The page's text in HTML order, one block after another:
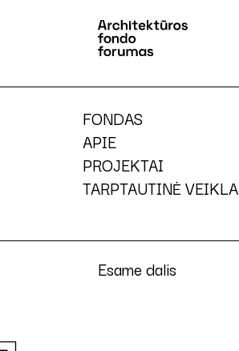
FONDAS
APIE
PROJEKTAI
TARPTAUTINĖ VEIKLA
Esame dalis